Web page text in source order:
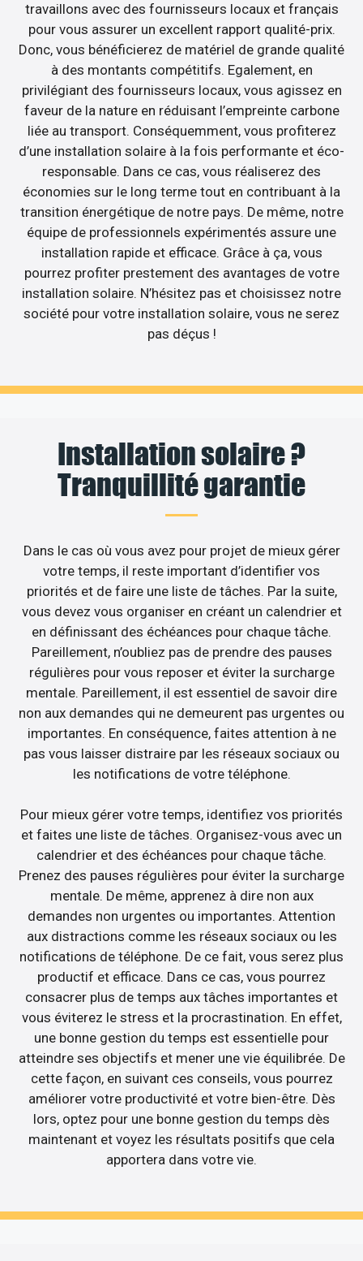
travaillons avec des fournisseurs locaux et français
pour vous assurer un excellent rapport qualité-prix.
Donc, vous bénéficierez de matériel de grande qualité
à des montants compétitifs. Egalement, en
privilégiant des fournisseurs locaux, vous agissez en
faveur de la nature en réduisant l’empreinte carbone
liée au transport. Conséquemment, vous profiterez
d’une installation solaire à la fois performante et éco-
responsable. Dans ce cas, vous réaliserez des
économies sur le long terme tout en contribuant à la
transition énergétique de notre pays. De même, notre
équipe de professionnels expérimentés assure une
installation rapide et efficace. Grâce à ça, vous
pourrez profiter prestement des avantages de votre
installation solaire. N’hésitez pas et choisissez notre
société pour votre installation solaire, vous ne serez
pas déçus !
Installation solaire ?
Tranquillité garantie
Dans le cas où vous avez pour projet de mieux gérer
votre temps, il reste important d’identifier vos
priorités et de faire une liste de tâches. Par la suite,
vous devez vous organiser en créant un calendrier et
en définissant des échéances pour chaque tâche.
Pareillement, n’oubliez pas de prendre des pauses
régulières pour vous reposer et éviter la surcharge
mentale. Pareillement, il est essentiel de savoir dire
non aux demandes qui ne demeurent pas urgentes ou
importantes. En conséquence, faites attention à ne
pas vous laisser distraire par les réseaux sociaux ou
les notifications de votre téléphone.
Pour mieux gérer votre temps, identifiez vos priorités
et faites une liste de tâches. Organisez-vous avec un
calendrier et des échéances pour chaque tâche.
Prenez des pauses régulières pour éviter la surcharge
mentale. De même, apprenez à dire non aux
demandes non urgentes ou importantes. Attention
aux distractions comme les réseaux sociaux ou les
notifications de téléphone. De ce fait, vous serez plus
productif et efficace. Dans ce cas, vous pourrez
consacrer plus de temps aux tâches importantes et
vous éviterez le stress et la procrastination. En effet,
une bonne gestion du temps est essentielle pour
atteindre ses objectifs et mener une vie équilibrée. De
cette façon, en suivant ces conseils, vous pourrez
améliorer votre productivité et votre bien-être. Dès
lors, optez pour une bonne gestion du temps dès
maintenant et voyez les résultats positifs que cela
apportera dans votre vie.